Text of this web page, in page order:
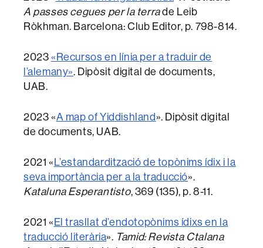
A passes cegues per la terrade Leib
Ròkhman. Barcelona: Club Editor, p. 798-814.
2023 «Recursos en línia per a traduir de
l’alemany». Dipòsit digital de documents,
UAB.
2023 «A map of Yiddishland». Dipòsit digital
de documents, UAB.
2021 « L’estandardització de topònims ídix i la
seva importància per a la traducció».
Kataluna Esperantisto, 369 (135), p. 8-11.
2021 « El trasllat d’endotopònims ídixs en la
traducció literària». Tamid: Revista Ctalana